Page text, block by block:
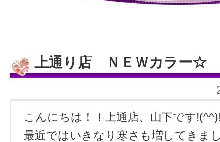
上通り店 ＮＥＷカラー☆
こんにちは！！上通店、山下です
最近ではいきなり寒さも増してきま